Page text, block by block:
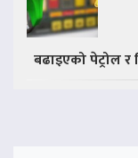
बढाइएको पेट्रोल